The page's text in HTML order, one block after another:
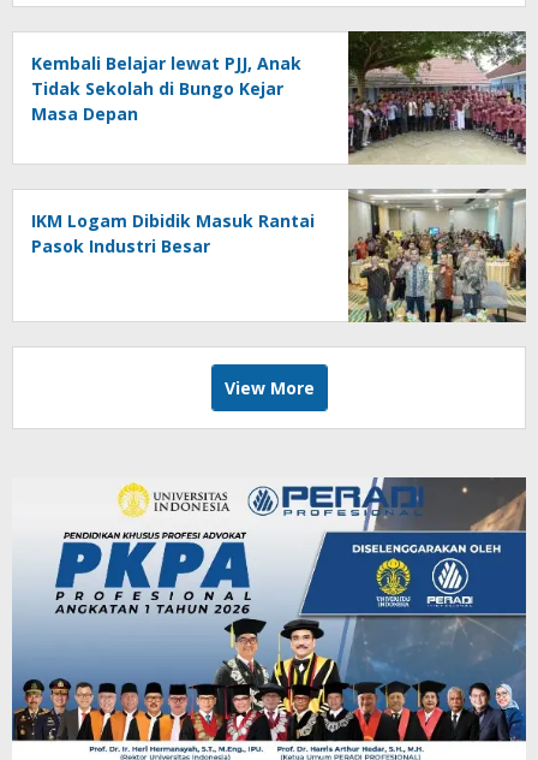
Kembali Belajar lewat PJJ, Anak
Tidak Sekolah di Bungo Kejar
Masa Depan
IKM Logam Dibidik Masuk Rantai
Pasok Industri Besar
View More